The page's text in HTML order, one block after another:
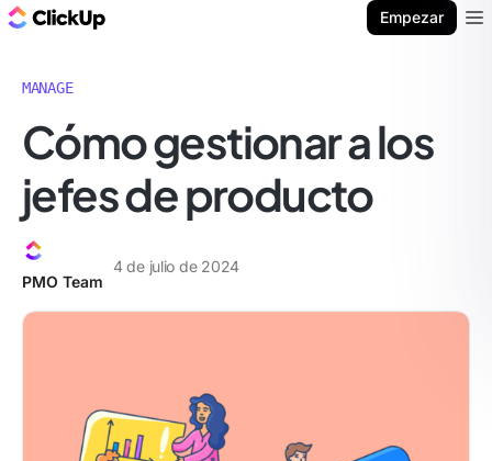
Empezar
MANAGE
Cómo gestionar a los
jefes de producto
PMO Team
4 de julio de 2024